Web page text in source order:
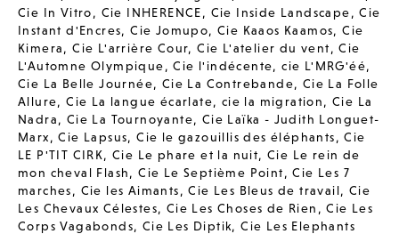
Cie In Vitro, Cie INHERENCE, Cie Inside Landscape,Cie
Instant d'Encres,Cie Jomupo,Cie Kaaos Kaamos,Cie
Kimera,Cie L'arrière Cour,Cie L'atelier du vent,Cie
L'Automne Olympique,Cie l'indécente,cie L'MRG'éé,
Cie La Belle Journée, Cie La Contrebande, Cie La Folle
Allure,Cie La langue écarlate, cie la migration,Cie La
Nadra, Cie La Tournoyante, Cie Laïka - Judith Longuet-
Marx,Cie Lapsus,Cie le gazouillis des éléphants,Cie
LE P'TIT CIRK,Cie Le phare et la nuit,Cie Le rein de
mon cheval Flash,Cie Le Septième Point,Cie Les 7
marches, Cie les Aimants,Cie Les Bleus de travail, Cie
Les Chevaux Célestes, Cie Les Choses de Rien ,Cie Les
Corps Vagabonds, Cie Les Diptik,Cie Les Elephants